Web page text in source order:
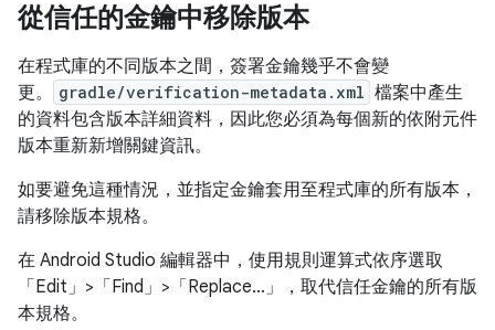
從信任的金鑰中移除版本
在程式庫的不同版本之間，簽署金鑰幾乎不會變
更。
gradle/verification-metadata.xml 檔案中產生
的資料包含版本詳細資料，因此您必須為每個新的依附元件
版本重新新增關鍵資訊。
如要避免這種情況，並指定金鑰套用至程式庫的所有版本，
請移除版本規格。
在 Android Studio 編輯器中，使用規則運算式依序選取
「Edit」>「Find」>「Replace...」
，取代信任金鑰的所有版
本規格。